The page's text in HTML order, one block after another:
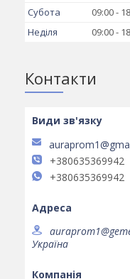
Субота
09:00
Неділя
09:00
Контакти
+380635369942
+380635369942
Україна